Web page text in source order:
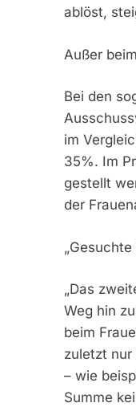
ablöst,
Außer
Bei den
im
35%. Im
gestellt
der
„Das
Weg hin
beim
zuletzt nur
– wie
Summe